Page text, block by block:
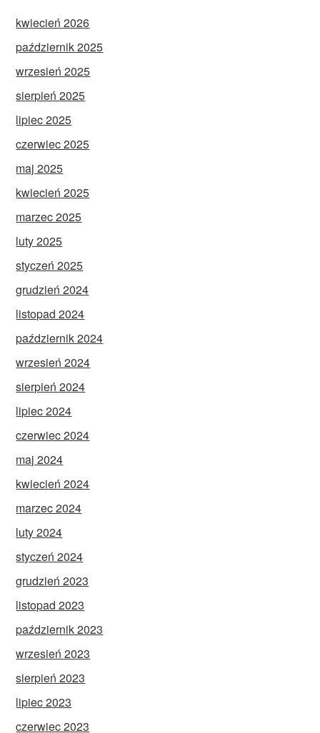
kwiecień 2026
październik 2025
wrzesień 2025
sierpień 2025
lipiec 2025
czerwiec 2025
maj 2025
kwiecień 2025
marzec 2025
luty 2025
styczeń 2025
grudzień 2024
listopad 2024
październik 2024
wrzesień 2024
sierpień 2024
lipiec 2024
czerwiec 2024
maj 2024
kwiecień 2024
marzec 2024
luty 2024
styczeń 2024
grudzień 2023
listopad 2023
październik 2023
wrzesień 2023
sierpień 2023
lipiec 2023
czerwiec 2023